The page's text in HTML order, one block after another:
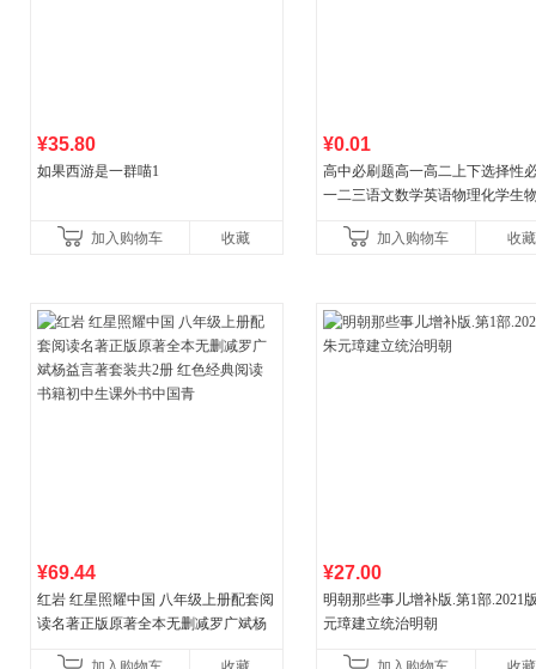
¥35.80
如果西游是一群喵1
加入购物车 收藏
¥0.01
高中必刷题高一高二上下选择性
一二三语文数学英语物理化学生
教辅资料加入购物车 收藏
¥69.44
红岩 红星照耀中国 八年级上册配套阅
读名著正版原著全本无删减罗广斌杨
¥27.00
明朝那些事儿增补版.第1部.2021
元璋建立统治明朝